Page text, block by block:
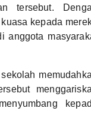
tersebut.
kepada
anggota